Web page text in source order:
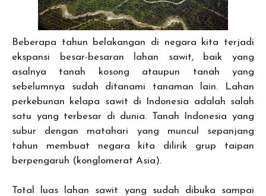
Beberapa tahun belakangan di negara kita terjadi
ekspansi besar-besaran lahan sawit, baik yang
asalnya tanah kosong ataupun tanah yang
sebelumnya sudah ditanami tanaman lain. Lahan
perkebunan kelapa sawit di Indonesia adalah salah
satu yang terbesar di dunia. Tanah Indonesia yang
subur dengan matahari yang muncul sepanjang
tahun membuat negara kita dilirik grup taipan
berpengaruh (konglomerat Asia).
Total luas lahan sawit yang sudah dibuka sampai